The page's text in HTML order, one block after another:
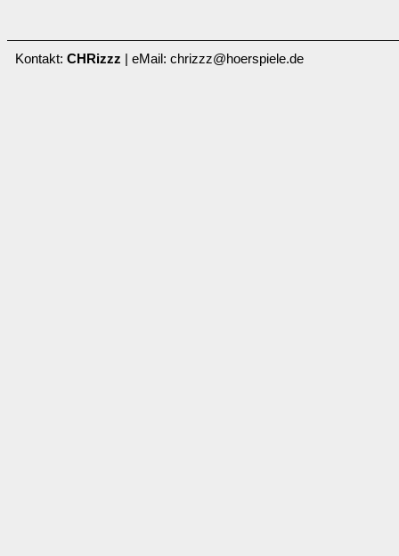
Kontakt: CHRizzz | eMail: chrizzz@hoerspiele.de